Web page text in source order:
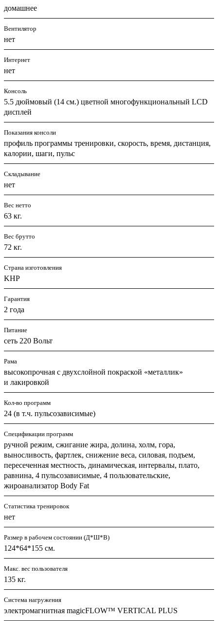
домашнее
Вентилятор
нет
Интернет
нет
Консоль
5.5 дюймовый (14 см.) цветной многофункциональный LCD
дисплей
Показания консоли
профиль программы тренировки, скорость, время, дистанция,
калории, шаги, пульс
Складывание
нет
Вес нетто
63 кг.
Вес брутто
72 кг.
Страна изготовления
KHP
Гарантия
2 года
Питание
сеть 220 Вольт
Рама
высокопрочная с двухслойной покраской «металлик»
и лакировкой
Кол-во программ
24 (в т.ч. пульсозависимые)
Спецификации программ
ручной режим, сжигание жира, долина, холм, гора,
выносливость, фартлек, снижение веса, силовая, подъем,
пересеченная местность, динамическая, интервалы, плато,
равнина, 4 пульсозависимые, 4 пользовательские,
жироанализатор Body Fat
Статистика тренировок
нет
Размер в рабочем состоянии (Д*Ш*В)
124*64*155 см.
Макс. вес пользователя
135 кг.
Система нагружения
электромагнитная magicFLOW™ VERTICAL PLUS